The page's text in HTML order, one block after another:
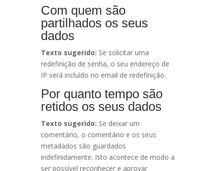
Com quem são
partilhados os seus
dados
Texto sugerido: Se solicitar uma
redefinição de senha, o seu endereço de
IP será incluído no email de redefinição.
Por quanto tempo são
retidos os seus dados
Texto sugerido: Se deixar um
comentário, o comentário e os seus
metadados são guardados
indefinidamente. Isto acontece de modo a
ser possível reconhecer e aprovar